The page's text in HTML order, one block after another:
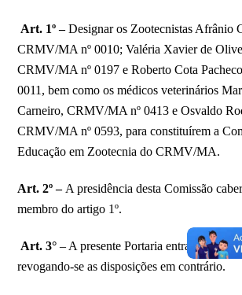
Art. 1º –Designar os Zootecnistas Afrânio
CRMV/MA nº 0010; Valéria Xavier de
CRMV/MA nº 0197 e Roberto Cota
0011, bem como os médicos veterinários
Carneiro, CRMV/MA nº 0413 e Osvaldo
CRMV/MA nº 0593, para constituírem a
Educação em Zootecnia do CRMV/MA.
Art. 2º – A presidência desta Comissão
membro do artigo 1º.
Art. 3°– A presente Portaria entra em vigor
revogando-se as disposições em contrário.